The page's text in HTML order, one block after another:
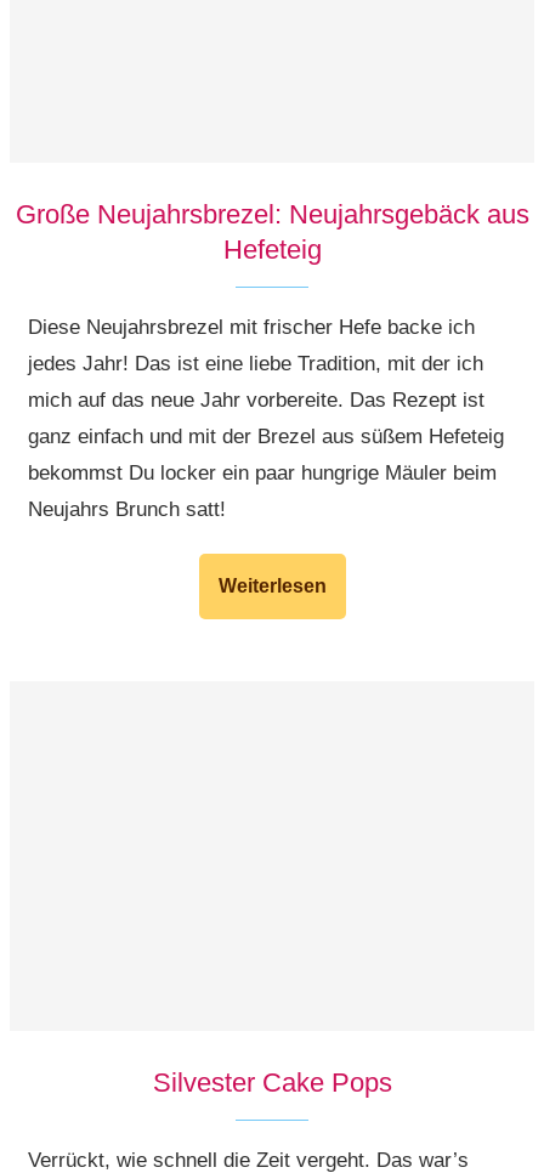
Große Neujahrsbrezel: Neujahrsgebäck aus
Hefeteig
Diese Neujahrsbrezel mit frischer Hefe backe ich
jedes Jahr! Das ist eine liebe Tradition, mit der ich
mich auf das neue Jahr vorbereite. Das Rezept ist
ganz einfach und mit der Brezel aus süßem Hefeteig
bekommst Du locker ein paar hungrige Mäuler beim
Neujahrs Brunch satt!
Weiterlesen
Silvester Cake Pops
Verrückt, wie schnell die Zeit vergeht. Das war’s